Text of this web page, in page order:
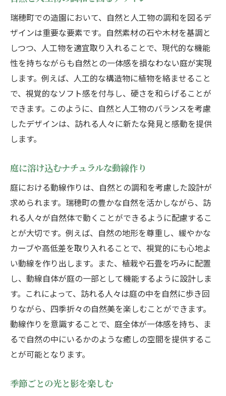
瑞穂町での造園において、自然と人工物の調和を図るデ
ザインは重要な要素です。自然素材の石や木材を基調と
しつつ、人工物を適宜取り入れることで、現代的な機能
性を持ちながらも自然との一体感を損なわない庭が実現
します。例えば、人工的な構造物に植物を絡ませること
で、視覚的なソフト感を付与し、硬さを和らげることが
できます。このように、自然と人工物のバランスを考慮
したデザインは、訪れる人々に新たな発見と感動を提供
します。
庭に溶け込むナチュラルな動線作り
庭における動線作りは、自然との調和を考慮した設計が
求められます。瑞穂町の豊かな自然を活かしながら、訪
れる人々が自然体で動くことができるように配慮するこ
とが大切です。例えば、自然の地形を尊重し、緩やかな
カーブや高低差を取り入れることで、視覚的にも心地よ
い動線を作り出します。また、植栽や石畳を巧みに配置
し、動線自体が庭の一部として機能するように設計しま
す。これによって、訪れる人々は庭の中を自然に歩き回
りながら、四季折々の自然美を楽しむことができます。
動線作りを意識することで、庭全体が一体感を持ち、ま
るで自然の中にいるかのような癒しの空間を提供するこ
とが可能となります。
季節ごとの光と影を楽しむ